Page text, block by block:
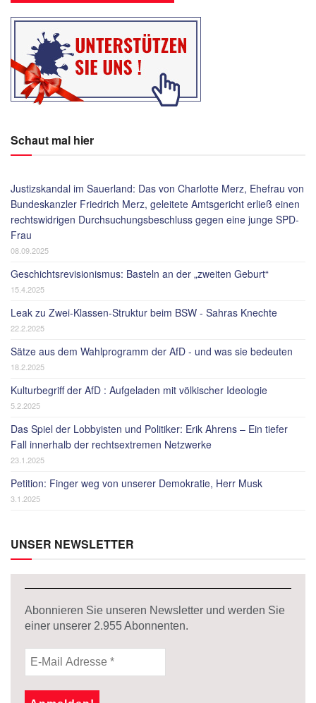
Schaut mal hier
Justizskandal im Sauerland: Das von Charlotte Merz, Ehefrau von
Bundeskanzler Friedrich Merz, geleitete Amtsgericht erließ einen
rechtswidrigen Durchsuchungsbeschluss gegen eine junge SPD-
Frau
08.09.2025
Geschichtsrevisionismus: Basteln an der „zweiten Geburt“
15.4.2025
Leak zu Zwei-Klassen-Struktur beim BSW - Sahras Knechte
22.2.2025
Sätze aus dem Wahlprogramm der AfD - und was sie bedeuten
18.2.2025
Kulturbegriff der AfD : Aufgeladen mit völkischer Ideologie
5.2.2025
Das Spiel der Lobbyisten und Politiker: Erik Ahrens – Ein tiefer
Fall innerhalb der rechtsextremen Netzwerke
23.1.2025
Petition: Finger weg von unserer Demokratie, Herr Musk
3.1.2025
UNSER NEWSLETTER
Abonnieren Sie unseren Newsletter und werden Sie
einer unserer 2.955Abonnenten.